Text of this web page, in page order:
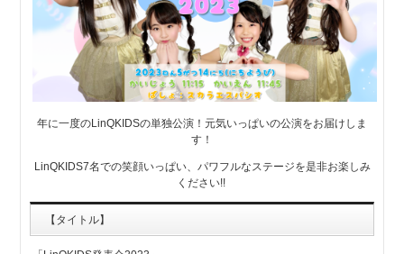
年に一度のLinQKIDSの単独公演！元気いっぱいの公演をお届けしま
す！
LinQKIDS7名での笑顔いっぱい、パワフルなステージを是非お楽しみ
ください!!
【タイトル】